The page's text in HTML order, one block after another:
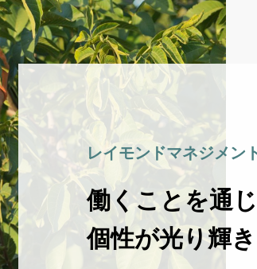
レイモンドマネジメン
働くことを通
個性が光り輝き